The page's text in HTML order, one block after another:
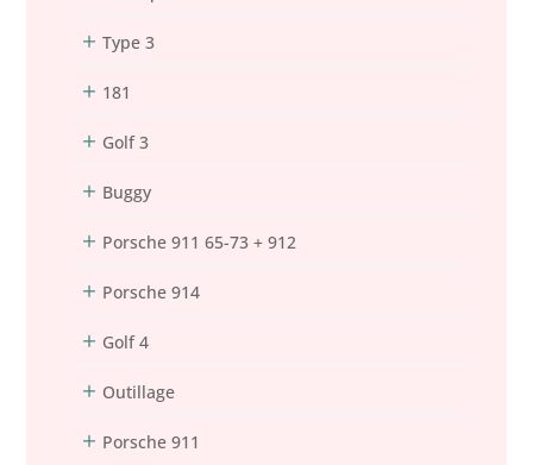
Type 3
181
Golf 3
Buggy
Porsche 911 65-73 + 912
Porsche 914
Golf 4
Outillage
Porsche 911